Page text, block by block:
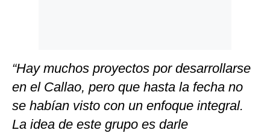
“Hay muchos proyectos por desarrollarse
en el Callao, pero que hasta la fecha no
se habían visto con un enfoque integral.
La idea de este grupo es darle